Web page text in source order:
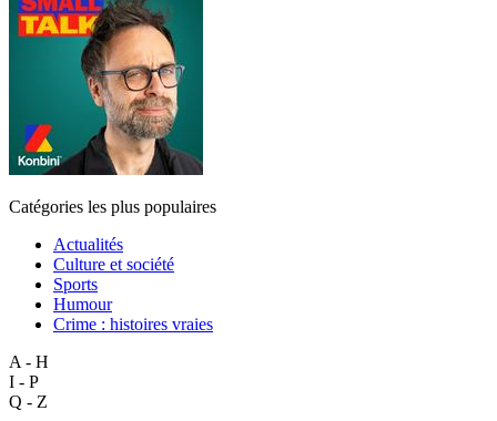
Catégories les plus populaires
Actualités
Culture et société
Sports
Humour
Crime : histoires vraies
A - H
I - P
Q - Z